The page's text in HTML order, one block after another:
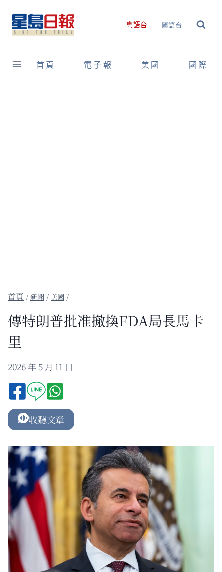
content
粵語台 國語台
首頁 電子報 美國 國際
/新聞 / 美國 /
傳特朗普批准撤換FDA局長馬卡
里
2026 年 5 月 11 日
收聽文章